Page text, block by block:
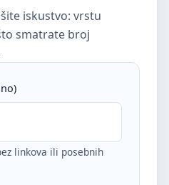
iskustvo: vrstu
smatrate broj
linkova ili posebnih